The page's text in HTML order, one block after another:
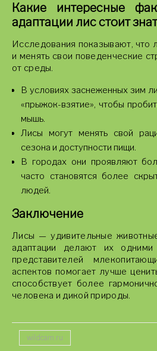
Какие интересные
адаптации лис стоит
Исследования показывают, что
и менять свои поведенческие
от среды.
В условиях заснеженных зим
«прыжок-взятие», чтобы
мышь.
Лисы могут менять свой
сезона и доступности пищи.
В городах они проявляют
часто становятся более
людей.
Заключение
Лисы — удивительные
адаптации делают их
представителей
аспектов помогает лучше
способствует более
человека и дикой природы.
wildcam.ru